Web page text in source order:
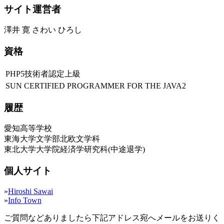
サイト運営者
澤井 寛 さわい ひろし
資格
PHP5技術者認定上級
SUN CERTIFIED PROGRAMMER FOR THE JAVA2
履歴
愛知高等学校
東海大学文学部北欧文学科
東北大学大学院経済学研究科(中途退学)
個人サイト
»Hiroshi Sawai
»Info Town
ご質問などありましたら下記アドレス宛へメールをお送りく